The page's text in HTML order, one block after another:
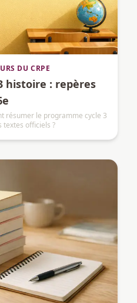
DU CRPE
histoire : repères
résumer le programme cycle 3
textes officiels ?